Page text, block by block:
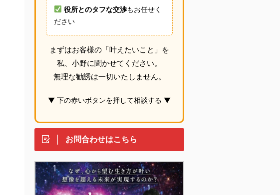
役所とのタフな交渉もお任せく
ださい
まずはお客様の「叶えたいこと」を
私、小野に聞かせてください。
無理な勧誘は一切いたしません。
▼ 下の赤いボタンを押して相談する ▼
お問合わせはこちら